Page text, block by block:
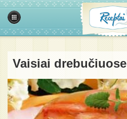
Vaisiai drebučiuose